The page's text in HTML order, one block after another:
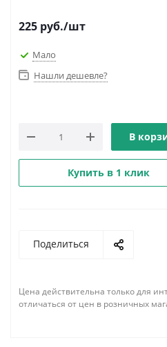
225 руб./шт
Мало
Нашли дешевле?
В
Купить в 1 клик
Поделиться
Цена действительна только для
отличаться от цен в розничных